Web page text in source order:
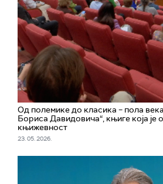
Од полемике до класика – пола
Бориса Давидовича“, књиге која је
књижевност
23. 05. 2026.